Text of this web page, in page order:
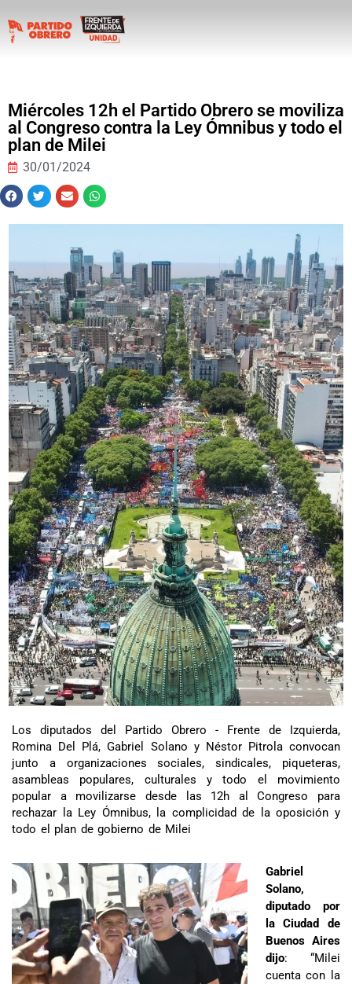
Miércoles 12h el Partido Obrero se moviliza
al Congreso contra la Ley Ómnibus y todo el
plan de Milei
30/01/2024
Los diputados del Partido Obrero - Frente de Izquierda,
Romina Del Plá, Gabriel Solano y Néstor Pitrola convocan
junto a organizaciones sociales, sindicales, piqueteras,
asambleas populares, culturales y todo el movimiento
popular a movilizarse desde las 12h al Congreso para
rechazar la Ley Ómnibus, la complicidad de la oposición y
todo el plan de gobierno de Milei
Gabriel
Solano,
diputado por
la Ciudad de
Buenos Aires
dijo: “Milei
cuenta con la